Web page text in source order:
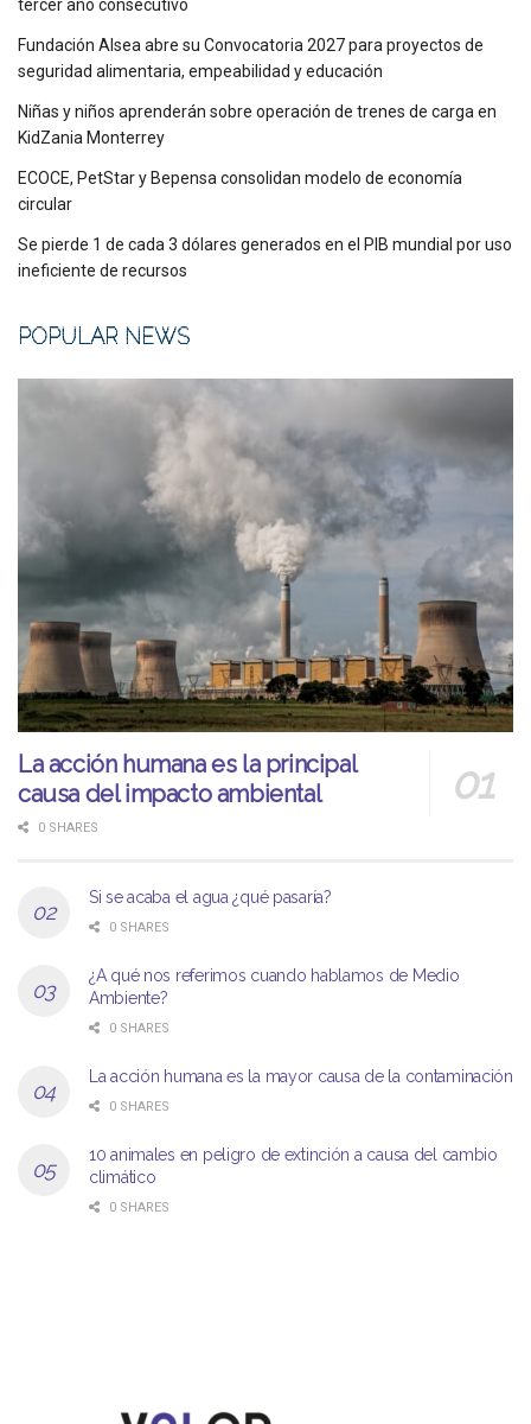
tercer año consecutivo
Fundación Alsea abre su Convocatoria 2027 para proyectos de
seguridad alimentaria, empeabilidad y educación
Niñas y niños aprenderán sobre operación de trenes de carga en
KidZania Monterrey
ECOCE, PetStar y Bepensa consolidan modelo de economía
circular
Se pierde 1 de cada 3 dólares generados en el PIB mundial por uso
ineficiente de recursos
POPULAR NEWS
La acción humana es la principal
causa del impacto ambiental
0 SHARES
Si se acaba el agua ¿qué pasaría?
0 SHARES
¿A qué nos referimos cuando hablamos de Medio
Ambiente?
0 SHARES
La acción humana es la mayor causa de la contaminación
0 SHARES
10 animales en peligro de extinción a causa del cambio
climático
0 SHARES